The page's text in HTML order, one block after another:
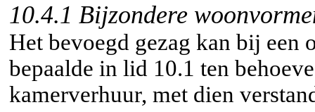
10.4.1 Bijzondere
Het bevoegd gezag kan bij
bepaalde in lid 10.1 ten
kamerverhuur, met dien